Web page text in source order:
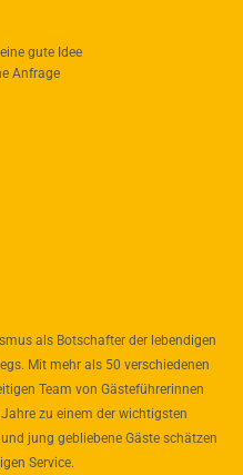
gute Idee
Anfrage
als Botschafter der lebendigen
Mit mehr als 50 verschiedenen
Team von Gästeführerinnen
zu einem der wichtigsten
jung gebliebene Gäste schätzen
Service.